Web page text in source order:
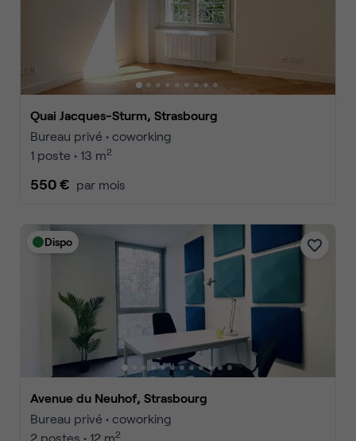
Quai Jacques-Sturm, Strasbourg
Bureau privé • coworking
1 poste • 13 m2
550 € par mois
Dispo
Avenue du Neuhof, Strasbourg
Bureau privé • coworking
2 postes • 12 m2